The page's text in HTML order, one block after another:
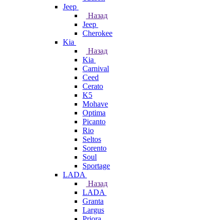
Jeep
Назад
Jeep
Cherokee
Kia
Назад
Kia
Carnival
Ceed
Cerato
K5
Mohave
Optima
Picanto
Rio
Seltos
Sorento
Soul
Sportage
LADA
Назад
LADA
Granta
Largus